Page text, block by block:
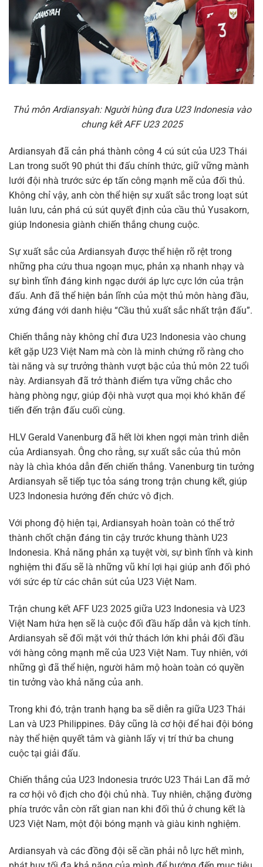
Thủ môn Ardiansyah: Người hùng đưa U23 Indonesia vào
chung kết AFF U23 2025
Ardiansyah đã cản phá thành công 4 cú sút của U23 Thái
Lan trong suốt 90 phút thi đấu chính thức, giữ vững mành
lưới đội nhà trước sức ép tấn công mạnh mẽ của đối thủ.
Không chỉ vậy, anh còn thể hiện sự xuất sắc trong loạt sút
luân lưu, cản phá cú sút quyết định của cầu thủ Yusakorn,
giúp Indonesia giành chiến thắng chung cuộc.
Sự xuất sắc của Ardiansyah được thể hiện rõ rệt trong
những pha cứu thua ngoạn mục, phản xạ nhanh nhạy và
sự bình tĩnh đáng kinh ngạc dưới áp lực cực lớn của trận
đấu. Anh đã thể hiện bản lĩnh của một thủ môn hàng đầu,
xứng đáng với danh hiệu “Cầu thủ xuất sắc nhất trận đấu”.
Chiến thắng này không chỉ đưa U23 Indonesia vào chung
kết gặp U23 Việt Nam mà còn là minh chứng rõ ràng cho
tài năng và sự trưởng thành vượt bậc của thủ môn 22 tuổi
này. Ardiansyah đã trở thành điểm tựa vững chắc cho
hàng phòng ngự, giúp đội nhà vượt qua mọi khó khăn để
tiến đến trận đấu cuối cùng.
HLV Gerald Vanenburg đã hết lời khen ngợi màn trình diễn
của Ardiansyah. Ông cho rằng, sự xuất sắc của thủ môn
này là chìa khóa dẫn đến chiến thắng. Vanenburg tin tưởng
Ardiansyah sẽ tiếp tục tỏa sáng trong trận chung kết, giúp
U23 Indonesia hướng đến chức vô địch.
Với phong độ hiện tại, Ardiansyah hoàn toàn có thể trở
thành chốt chặn đáng tin cậy trước khung thành U23
Indonesia. Khả năng phản xạ tuyệt vời, sự bình tĩnh và kinh
nghiệm thi đấu sẽ là những vũ khí lợi hại giúp anh đối phó
với sức ép từ các chân sút của U23 Việt Nam.
Trận chung kết AFF U23 2025 giữa U23 Indonesia và U23
Việt Nam hứa hẹn sẽ là cuộc đối đầu hấp dẫn và kịch tính.
Ardiansyah sẽ đối mặt với thử thách lớn khi phải đối đầu
với hàng công mạnh mẽ của U23 Việt Nam. Tuy nhiên, với
những gì đã thể hiện, người hâm mộ hoàn toàn có quyền
tin tưởng vào khả năng của anh.
Trong khi đó, trận tranh hạng ba sẽ diễn ra giữa U23 Thái
Lan và U23 Philippines. Đây cũng là cơ hội để hai đội bóng
này thể hiện quyết tâm và giành lấy vị trí thứ ba chung
cuộc tại giải đấu.
Chiến thắng của U23 Indonesia trước U23 Thái Lan đã mở
ra cơ hội vô địch cho đội chủ nhà. Tuy nhiên, chặng đường
phía trước vẫn còn rất gian nan khi đối thủ ở chung kết là
U23 Việt Nam, một đội bóng mạnh và giàu kinh nghiệm.
Ardiansyah và các đồng đội sẽ cần phải nỗ lực hết mình,